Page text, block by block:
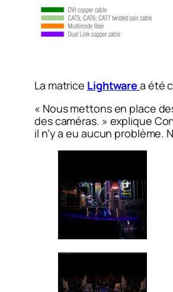
La matrice Lightware a été
« Nous mettons en place
des caméras. » explique
il n’y a eu aucun problème.